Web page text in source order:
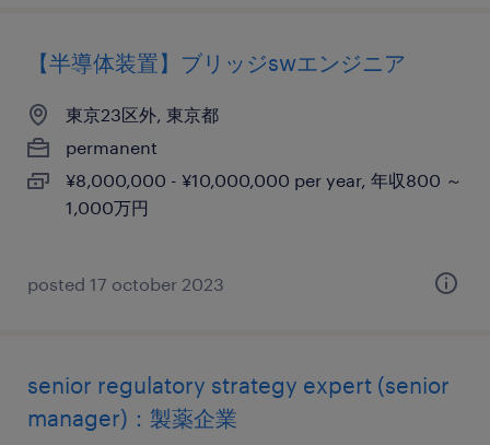
【半導体装置】ブリッジswエンジニア
東京23区外, 東京都
permanent
¥8,000,000 - ¥10,000,000 per year, 年収800 ～
1,000万円
posted 17 october 2023
senior regulatory strategy expert (senior
manager)：製薬企業